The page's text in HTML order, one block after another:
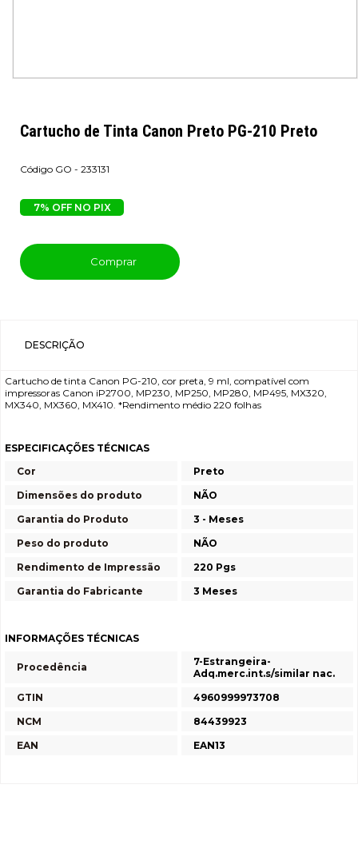
Cartucho de Tinta Canon Preto PG-210 Preto
GO - 233131
7% OFF NO PIX
Comprar
DESCRIÇÃO
Cartucho de tinta Canon PG-210, cor preta, 9 ml, compatível com
impressoras Canon iP2700, MP230, MP250, MP280, MP495, MX320,
MX340, MX360, MX410. *Rendimento médio 220 folhas
ESPECIFICAÇÕES TÉCNICAS
Cor
Preto
Dimensões do produto
NÃO
Garantia do Produto
3 - Meses
Peso do produto
NÃO
Rendimento de Impressão
220 Pgs
Garantia do Fabricante
3 Meses
INFORMAÇÕES TÉCNICAS
Procedência
7-Estrangeira-
Adq.merc.int.s/similar nac.
GTIN
4960999973708
NCM
84439923
EAN
EAN13